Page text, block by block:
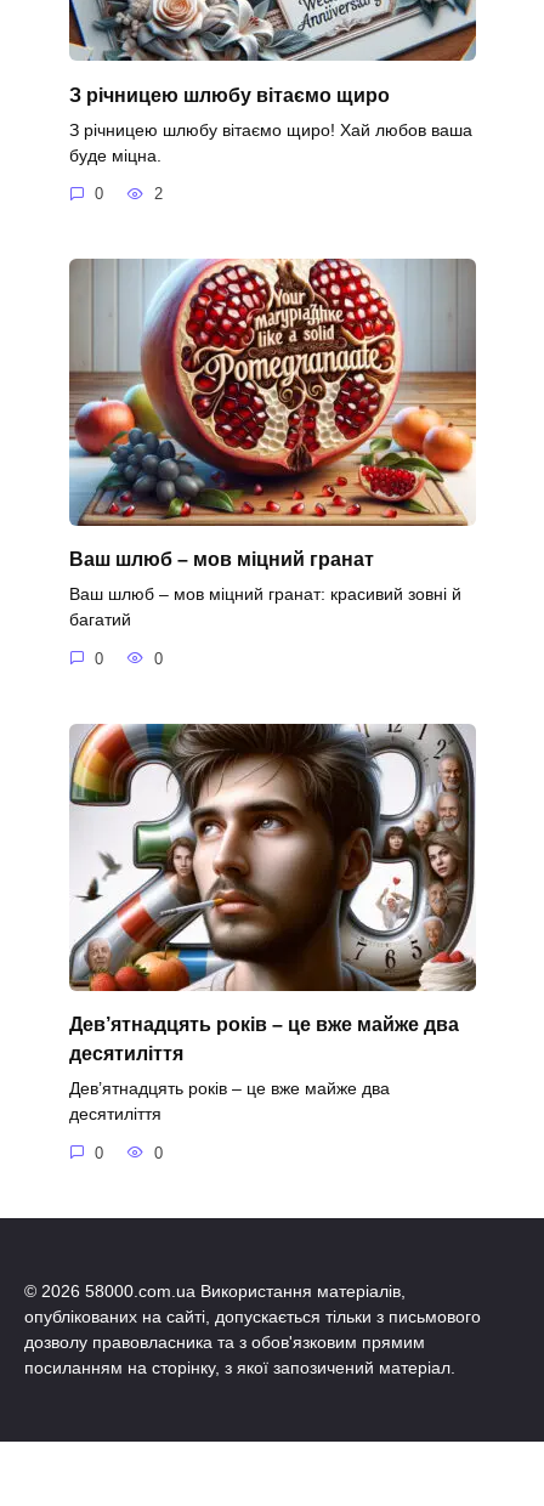
З річницею шлюбу вітаємо щиро
З річницею шлюбу вітаємо щиро! Хай любов ваша
буде міцна.
0 2
Ваш шлюб – мов міцний гранат
Ваш шлюб – мов міцний гранат: красивий зовні й
багатий
0 0
Дев’ятнадцять років – це вже майже два
десятиліття
Дев’ятнадцять років – це вже майже два
десятиліття
0 0
© 2026 58000.com.ua Використання матеріалів,
опублікованих на сайті, допускається тільки з письмового
дозволу правовласника та з обов'язковим прямим
посиланням на сторінку, з якої запозичений матеріал.